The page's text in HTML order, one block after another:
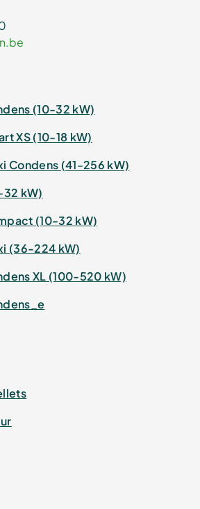
(10-32 kW)
XS (10-18 kW)
Condens (41-256 kW)
kW)
(10-32 kW)
(36-224 kW)
XL (100-520 kW)